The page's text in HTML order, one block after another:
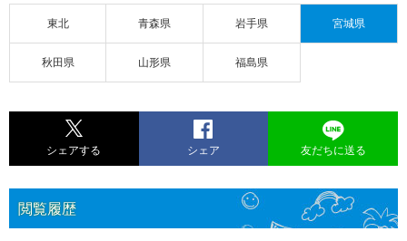
東北 青森県 岩手県 宮城県
秋田県 山形県 福島県
シェアする シェア 友だちに送る
閲覧履歴